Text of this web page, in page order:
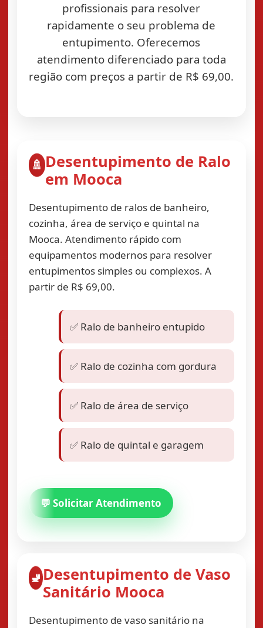
profissionais para resolver
rapidamente o seu problema de
entupimento. Oferecemos
atendimento diferenciado para toda
região com preços a partir de R$ 69,00.
🚿 Desentupimento de Ralo
em Mooca
Desentupimento de ralos de banheiro,
cozinha, área de serviço e quintal na
Mooca. Atendimento rápido com
equipamentos modernos para resolver
entupimentos simples ou complexos. A
partir de R$ 69,00.
✅ Ralo de banheiro entupido
✅ Ralo de cozinha com gordura
✅ Ralo de área de serviço
✅ Ralo de quintal e garagem
💬 Solicitar Atendimento
🚽Desentupimento de Vaso
Sanitário Mooca
Desentupimento de vaso sanitário na